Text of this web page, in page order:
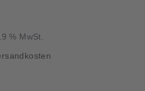
% MwSt.